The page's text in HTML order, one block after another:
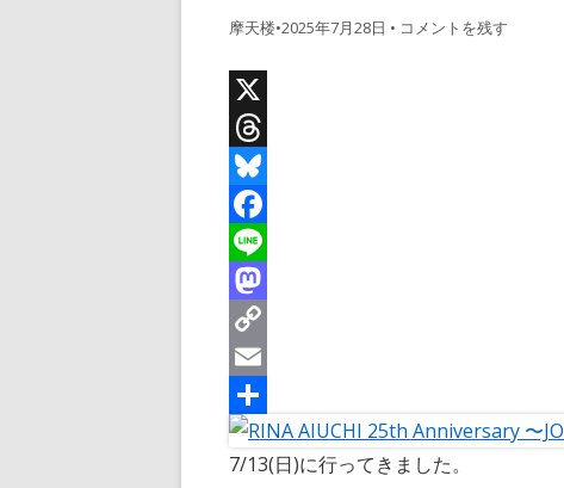
摩天楼•2025年7月28日 • コメントを残す
X
T
h
r
e
a
d
s
B
u
e
s
k
y
F
a
c
e
b
o
o
L
n
e
M
a
s
t
o
C
o
p
y
E
m
a
共
有
7/13(日)に行ってきました。